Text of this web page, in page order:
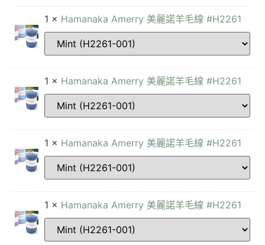
1 × Hamanaka Amerry 美麗諾羊毛線 #H2261
1 × Hamanaka Amerry 美麗諾羊毛線 #H2261
1 × Hamanaka Amerry 美麗諾羊毛線 #H2261
1 × Hamanaka Amerry 美麗諾羊毛線 #H2261